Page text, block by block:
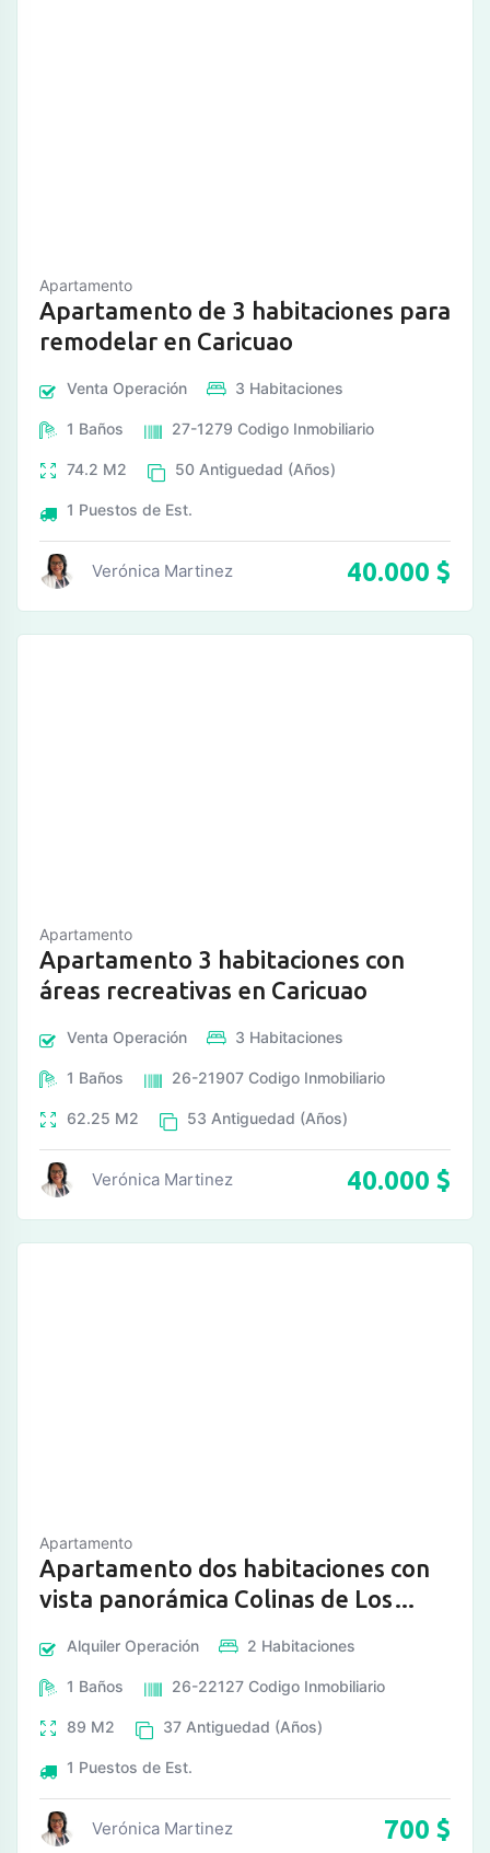
Apartamento
Apartamento de 3 habitaciones para
remodelar en Caricuao
Venta Operación 3 Habitaciones
1 Baños 27-1279 Codigo Inmobiliario
74.2 M2 50 Antiguedad (Años)
1 Puestos de Est.
Verónica Martinez 40.000 $
Apartamento
Apartamento 3 habitaciones con
áreas recreativas en Caricuao
Venta Operación 3 Habitaciones
1 Baños 26-21907 Codigo Inmobiliario
62.25 M2 53 Antiguedad (Años)
Verónica Martinez 40.000 $
Apartamento
Apartamento dos habitaciones con
vista panorámica Colinas de Los
Alquiler Operación 2 Habitaciones
1 Baños 26-22127 Codigo Inmobiliario
89 M2 37 Antiguedad (Años)
1 Puestos de Est.
Verónica Martinez 700 $